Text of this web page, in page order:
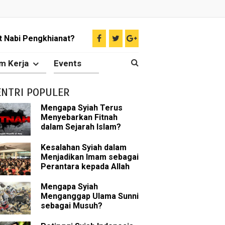
Nabi
bin Affan
tentang Khalifah
Bakar
dalam Islam
Kerja Events
POPULER
Mengapa Syiah Terus
Menyebarkan Fitnah
dalam Sejarah Islam?
Kesalahan Syiah dalam
Menjadikan Imam sebagai
Perantara kepada Allah
Mengapa Syiah
Menganggap Ulama Sunni
sebagai Musuh?